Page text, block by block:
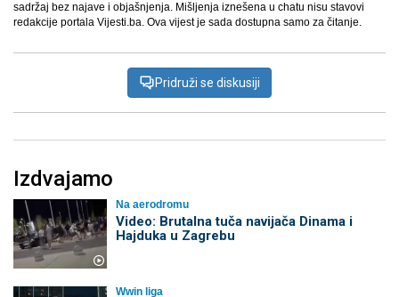
sadržaj bez najave i objašnjenja. Mišljenja iznešena u chatu nisu stavovi
redakcije portala Vijesti.ba. Ova vijest je sada dostupna samo za čitanje.
Pridruži se diskusiji
Izdvajamo
Na aerodromu
Video: Brutalna tuča navijača Dinama i
Hajduka u Zagrebu
Wwin liga